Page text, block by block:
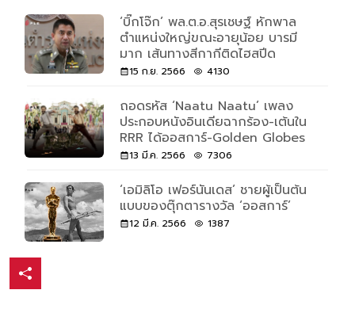
‘บิ๊กโจ๊ก’ พล.ต.อ.สุรเชษฐ์ หักพาล
ตำแหน่งใหญ่ขณะอายุน้อย บารมี
มาก เส้นทางสีกากีติดไฮสปีด
15 ก.ย. 2566 4130
ถอดรหัส ‘Naatu Naatu’ เพลง
ประกอบหนังอินเดียฉากร้อง-เต้นใน
RRR ได้ออสการ์-Golden Globes
13 มี.ค. 2566 7306
‘เอมิลิโอ เฟอร์นันเดส’ ชายผู้เป็นต้น
แบบของตุ๊กตารางวัล ‘ออสการ์’
12 มี.ค. 2566 1387